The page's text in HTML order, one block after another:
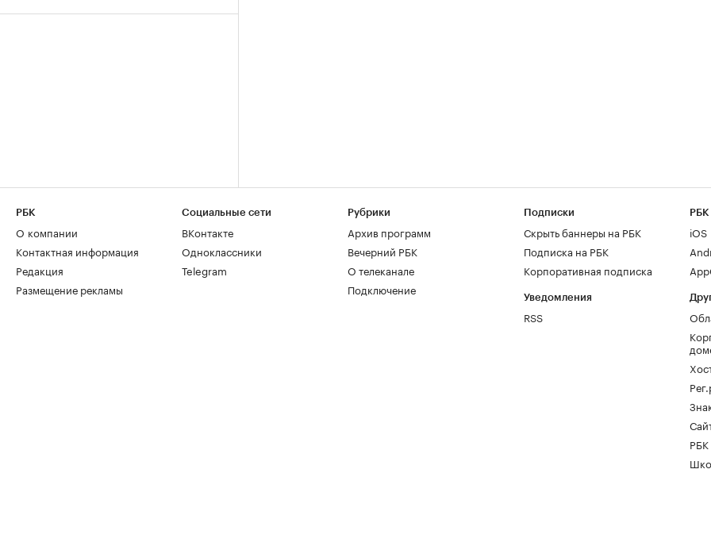
РБК
О компании
Контактная информация
Редакция
Размещение рекламы
Социальные сети
ВКонтакте
Одноклассники
Telegram
Рубрики
Архив программ
Вечерний РБК
О телеканале
Подключение
Подписки
Скрыть баннеры на РБК
Подписка на РБК
Корпоративная подписка
Уведомления
RSS
РБК
iOS